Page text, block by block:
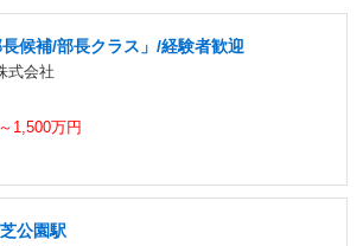
候補/部長クラス」/経験者歓迎
式会社
1,500万円
公園駅